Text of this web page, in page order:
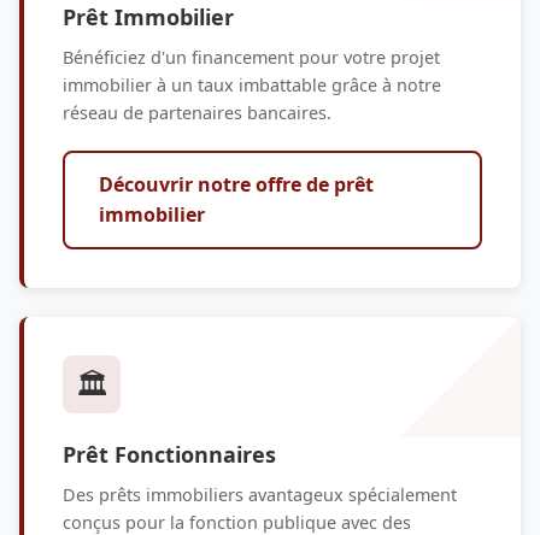
Prêt Immobilier
Bénéficiez d'un financement pour votre projet
immobilier à un taux imbattable grâce à notre
réseau de partenaires bancaires.
Découvrir notre offre de prêt
immobilier
🏛️
Prêt Fonctionnaires
Des prêts immobiliers avantageux spécialement
conçus pour la fonction publique avec des